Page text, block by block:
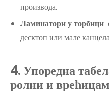
производа.
Ламинатори у торбици
десктоп или мале
4. Упоредна
ролни и